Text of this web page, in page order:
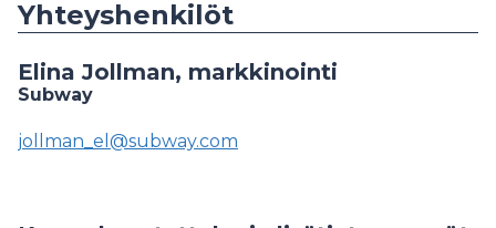
Yhteyshenkilöt
Elina Jollman, markkinointi
Subway
jollman_el@subway.com